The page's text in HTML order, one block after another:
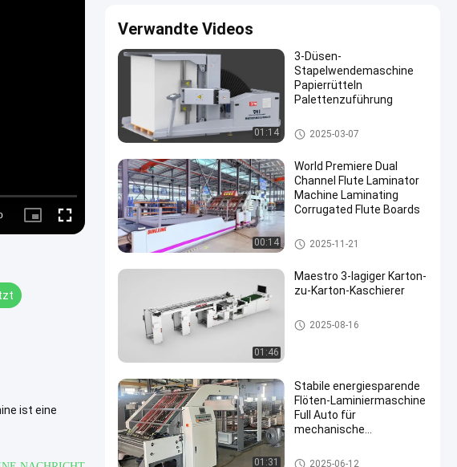
Picture- Fullscreen
ist eine
Verwandte Videos
01:14
3-Düsen-
Stapelwendemaschine
Papierrütteln
Palettenzuführung
Stapelwendemaschine
2025-03-07
00:14
World Premiere Dual
Channel Flute Laminator
Machine Laminating
Corrugated Flute Boards
Flöten-Laminiermaschinen-Ma
schine
2025-11-21
01:46
Maestro 3-lagiger Karton-
zu-Karton-Kaschierer
Papplaminiermaschine
2025-08-16
01:31
Stabile energiesparende
Flöten-Laminiermaschine
Full Auto für
mechanische
Hochgeschwindigkeits-Wellenl
2025-06-12